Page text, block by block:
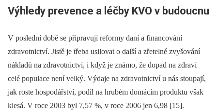
Výhledy prevence a léčby KVO v budoucnu
V poslední době se připravují reformy daní a financování
zdravotnictví. Jistě je třeba usilovat o další a zřetelné zvyšování
nákladů na zdravotnictví, i když je známo, že dopad na zdraví
celé populace není velký. Výdaje na zdravotnictví u nás stoupají,
jak roste hospodářství, podíl na hrubém domácím produktu však
klesá. V roce 2003 byl 7,57 %, v roce 2006 jen 6,98 [15].